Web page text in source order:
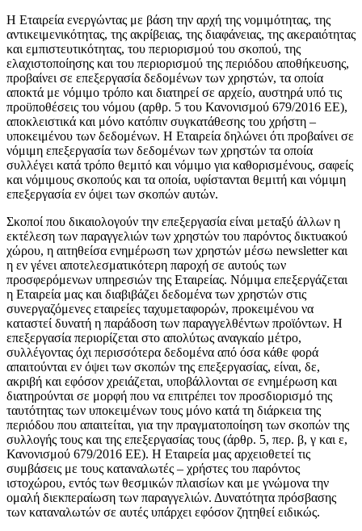
Η Εταιρεία ενεργώντας με βάση την αρχή της νομιμότητας, της
αντικειμενικότητας, της ακρίβειας, της διαφάνειας, της ακεραιότητας
και εμπιστευτικότητας, του περιορισμού του σκοπού, της
ελαχιστοποίησης και του περιορισμού της περιόδου αποθήκευσης,
προβαίνει σε επεξεργασία δεδομένων των χρηστών, τα οποία
αποκτά με νόμιμο τρόπο και διατηρεί σε αρχείο, αυστηρά υπό τις
προϋποθέσεις του νόμου (αρθρ. 5 του Κανονισμού 679/2016 ΕΕ),
αποκλειστικά και μόνο κατόπιν συγκατάθεσης του χρήστη –
υποκειμένου των δεδομένων. Η Εταιρεία δηλώνει ότι προβαίνει σε
νόμιμη επεξεργασία των δεδομένων των χρηστών τα οποία
συλλέγει κατά τρόπο θεμιτό και νόμιμο για καθορισμένους, σαφείς
και νόμιμους σκοπούς και τα οποία, υφίστανται θεμιτή και νόμιμη
επεξεργασία εν όψει των σκοπών αυτών.
Σκοποί που δικαιολογούν την επεξεργασία είναι μεταξύ άλλων η
εκτέλεση των παραγγελιών των χρηστών του παρόντος δικτυακού
χώρου, η αιτηθείσα ενημέρωση των χρηστών μέσω newsletter και
η εν γένει αποτελεσματικότερη παροχή σε αυτούς των
προσφερόμενων υπηρεσιών της Εταιρείας. Νόμιμα επεξεργάζεται
η Εταιρεία μας και διαβιβάζει δεδομένα των χρηστών στις
συνεργαζόμενες εταιρείες ταχυμεταφορών, προκειμένου να
καταστεί δυνατή η παράδοση των παραγγελθέντων προϊόντων. Η
επεξεργασία περιορίζεται στο απολύτως αναγκαίο μέτρο,
συλλέγοντας όχι περισσότερα δεδομένα από όσα κάθε φορά
απαιτούνται εν όψει των σκοπών της επεξεργασίας, είναι, δε,
ακριβή και εφόσον χρειάζεται, υποβάλλονται σε ενημέρωση και
διατηρούνται σε μορφή που να επιτρέπει τον προσδιορισμό της
ταυτότητας των υποκειμένων τους μόνο κατά τη διάρκεια της
περιόδου που απαιτείται, για την πραγματοποίηση των σκοπών της
συλλογής τους και της επεξεργασίας τους (άρθρ. 5, περ. β, γ και ε,
Κανονισμού 679/2016 ΕΕ). Η Εταιρεία μας αρχειοθετεί τις
συμβάσεις με τους καταναλωτές – χρήστες του παρόντος
ιστοχώρου, εντός των θεσμικών πλαισίων και με γνώμονα την
ομαλή διεκπεραίωση των παραγγελιών. Δυνατότητα πρόσβασης
των καταναλωτών σε αυτές υπάρχει εφόσον ζητηθεί ειδικώς.